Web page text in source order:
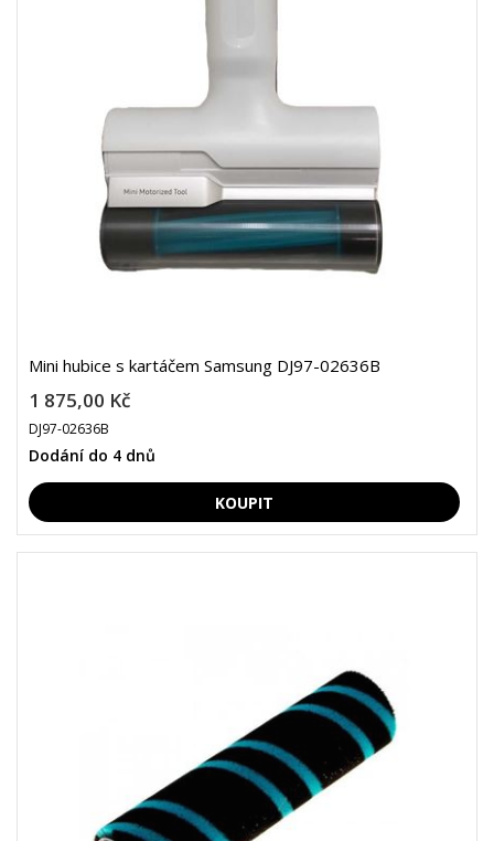
Mini hubice s kartáčem Samsung DJ97-02636B
1 875,00 Kč
DJ97-02636B
Dodání do 4 dnů